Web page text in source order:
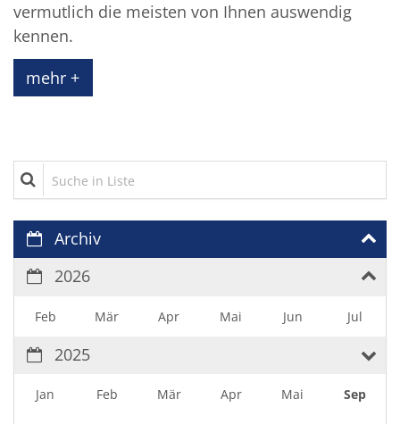
vermutlich die meisten von Ihnen auswendig
kennen.
mehr +
Suche in Liste
Archiv
2026
Feb Mär Apr Mai Jun Jul
2025
Jan Feb Mär Apr Mai Sep